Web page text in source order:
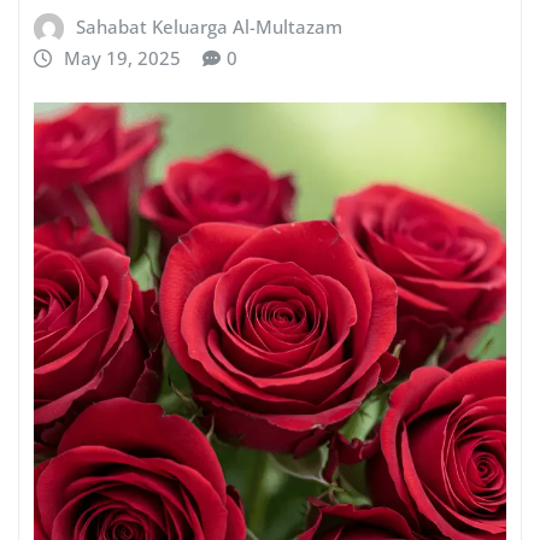
Sahabat Keluarga Al-Multazam
May 19, 2025
0